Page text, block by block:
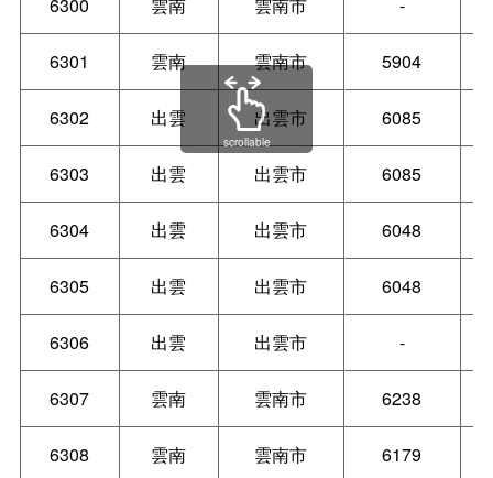
6301 雲南 雲南市 5904
6302 出雲 出雲市 6085
6303 出雲 出雲市 6085
6304 出雲 出雲市 6048
6305 出雲 出雲市 6048
6306 出雲 出雲市 -
6307 雲南 雲南市 6238
6308 雲南 雲南市 6179
scrollable